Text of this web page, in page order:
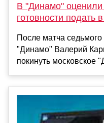
В "Динамо"
готовности подать
После матча
"Динамо" Валерий
покинуть московское